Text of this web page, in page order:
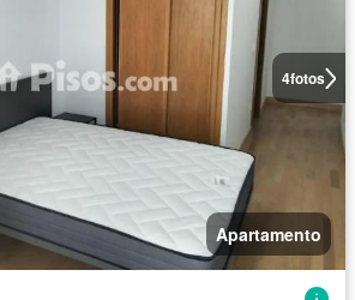
4fotos
Apartamento